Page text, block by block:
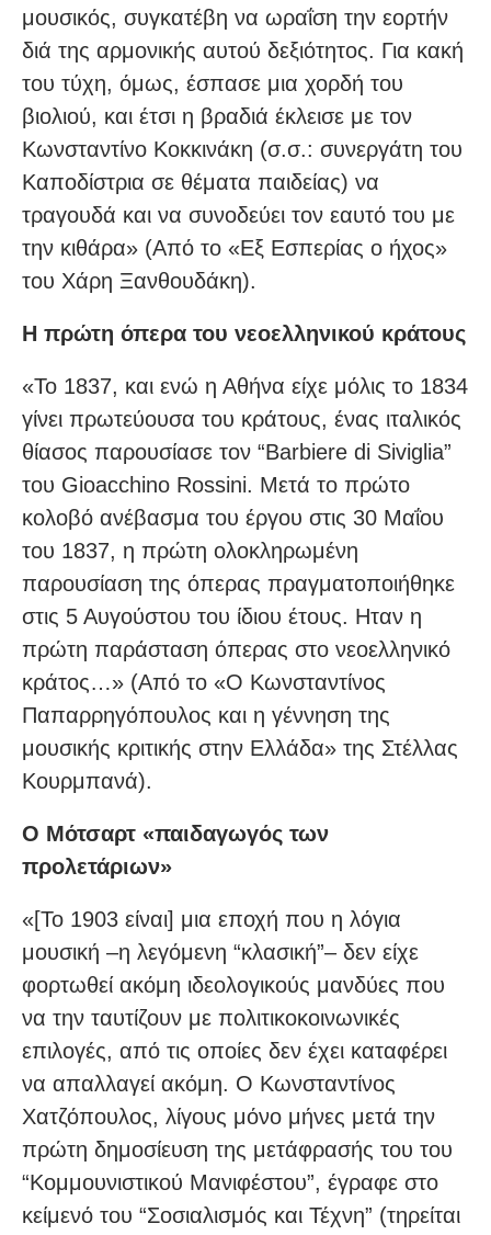
μουσικός, συγκατέβη να ωραΐση την εορτήν
διά της αρμονικής αυτού δεξιότητος. Για κακή
του τύχη, όμως, έσπασε μια χορδή του
βιολιού, και έτσι η βραδιά έκλεισε με τον
Κωνσταντίνο Κοκκινάκη (σ.σ.: συνεργάτη του
Καποδίστρια σε θέματα παιδείας) να
τραγουδά και να συνοδεύει τον εαυτό του με
την κιθάρα» (Από το «Εξ Εσπερίας ο ήχος»
του Χάρη Ξανθουδάκη).
Η πρώτη όπερα του νεοελληνικού κράτους
«Το 1837, και ενώ η Αθήνα είχε μόλις το 1834
γίνει πρωτεύουσα του κράτους, ένας ιταλικός
θίασος παρουσίασε τον “Barbiere di Siviglia”
του Gioacchino Rossini. Μετά το πρώτο
κολοβό ανέβασμα του έργου στις 30 Μαΐου
του 1837, η πρώτη ολοκληρωμένη
παρουσίαση της όπερας πραγματοποιήθηκε
στις 5 Αυγούστου του ίδιου έτους. Ηταν η
πρώτη παράσταση όπερας στο νεοελληνικό
κράτος…» (Από το «Ο Κωνσταντίνος
Παπαρρηγόπουλος και η γέννηση της
μουσικής κριτικής στην Ελλάδα» της Στέλλας
Κουρμπανά).
Ο Μότσαρτ «παιδαγωγός των
προλετάριων»
«[Το 1903 είναι] μια εποχή που η λόγια
μουσική –η λεγόμενη “κλασική”– δεν είχε
φορτωθεί ακόμη ιδεολογικούς μανδύες που
να την ταυτίζουν με πολιτικοκοινωνικές
επιλογές, από τις οποίες δεν έχει καταφέρει
να απαλλαγεί ακόμη. Ο Κωνσταντίνος
Χατζόπουλος, λίγους μόνο μήνες μετά την
πρώτη δημοσίευση της μετάφρασής του του
“Κομμουνιστικού Μανιφέστου”, έγραφε στο
κείμενό του “Σοσιαλισμός και Τέχνη” (τηρείται